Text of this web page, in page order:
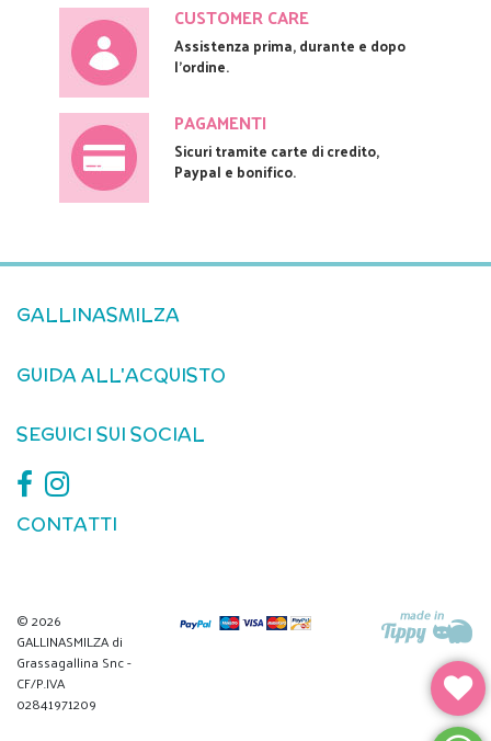
CUSTOMER CARE
Assistenza prima, durante e dopo
l'ordine.
PAGAMENTI
Sicuri tramite carte di credito,
Paypal e bonifico.
GALLINASMILZA
GUIDA ALL'ACQUISTO
SEGUICI SUI SOCIAL
CONTATTI
© 2026
GALLINASMILZA di
Grassagallina Snc -
CF/P.IVA
02841971209